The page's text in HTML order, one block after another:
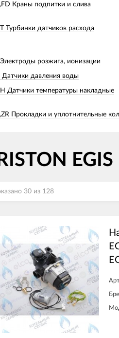
Краны подпитки и слива
Турбинки датчиков расхода
Электроды розжига, ионизации
Датчики давления воды
Датчики температуры накладные
Прокладки и уплотнительные
30 из 128